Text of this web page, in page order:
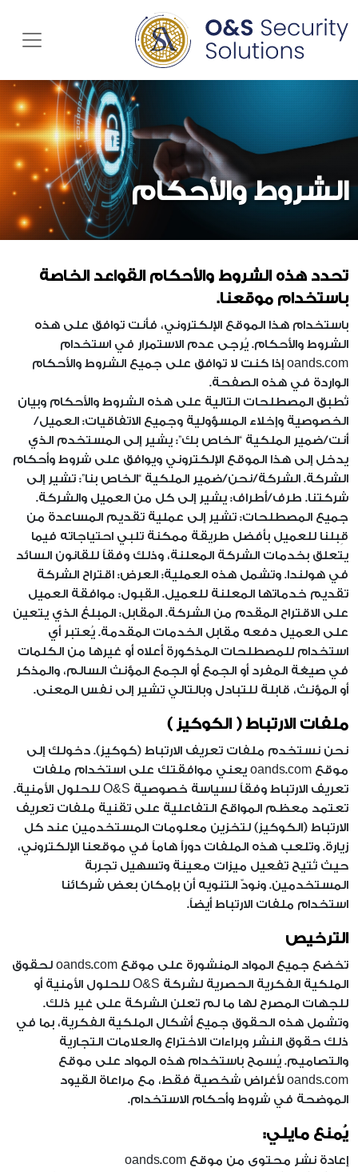
الشروط والأحكام
تحدد هذه الشروط والأحكام القواعد الخاصة
باستخدام موقعنا.
باستخدام هذا الموقع الإلكتروني، فأنت توافق على هذه
الشروط والأحكام. يُرجى عدم الاستمرار في استخدام
oands.com إذا كنت لا توافق على جميع الشروط والأحكام
الواردة في هذه الصفحة.
تُطبق المصطلحات التالية على هذه الشروط والأحكام وبيان
الخصوصية وإخلاء المسؤولية وجميع الاتفاقيات: العميل/
أنت/ضمير الملكية “الخاص بك”: يشير إلى المستخدم الذي
يدخل إلى هذا الموقع الإلكتروني ويوافق على شروط وأحكام
الشركة. الشركة/نحن/ضمير الملكية “الخاص بنا”: تشير إلى
شركتنا. طرف/أطراف: يشير إلى كل من العميل والشركة.
جميع المصطلحات: تشير إلى عملية تقديم المساعدة من
قِبلنا للعميل بأفضل طريقة ممكنة تلبي احتياجاته فيما
يتعلق بخدمات الشركة المعلنة، وذلك وفقاً للقانون السائد
في هولندا. وتشمل هذه العملية: العرض: اقتراح الشركة
تقديم خدماتها المعلنة للعميل. القبول: موافقة العميل
على الاقتراح المقدم من الشركة. المقابل: المبلغ الذي يتعين
على العميل دفعه مقابل الخدمات المقدمة. يُعتبر أي
استخدام للمصطلحات المذكورة أعلاه أو غيرها من الكلمات
في صيغة المفرد أو الجمع أو الجمع المؤنث السالم، والمذكر
أو المؤنث، قابلة للتبادل وبالتالي تشير إلى نفس المعنى.
ملفات الارتباط ( الكوكيز )
نحن نستخدم ملفات تعريف الارتباط (كوكيز). دخولك إلى
موقع oands.com يعني موافقتك على استخدام ملفات
تعريف الارتباط وفقاً لسياسة خصوصية O&S للحلول الأمنية.
تعتمد معظم المواقع التفاعلية على تقنية ملفات تعريف
الارتباط (الكوكيز) لتخزين معلومات المستخدمين عند كل
زيارة. وتلعب هذه الملفات دوراً هاماً في موقعنا الإلكتروني،
حيث تُتيح تفعيل ميزات معينة وتسهيل تجربة
المستخدمين. ونودّ التنويه أن بإمكان بعض شركائنا
استخدام ملفات الارتباط أيضاً.
الترخيص
تخضع جميع المواد المنشورة على موقع oands.com لحقوق
الملكية الفكرية الحصرية لشركة O&S للحلول الأمنية أو
للجهات المصرح لها ما لم تعلن الشركة على غير ذلك.
وتشمل هذه الحقوق جميع أشكال الملكية الفكرية، بما في
ذلك حقوق النشر وبراءات الاختراع والعلامات التجارية
والتصاميم. يُسمح باستخدام هذه المواد على موقع
oands.com لأغراض شخصية فقط، مع مراعاة القيود
الموضحة في شروط وأحكام الاستخدام.
يُمنع مايلي:
إعادة نشر محتوى من موقع oands.com